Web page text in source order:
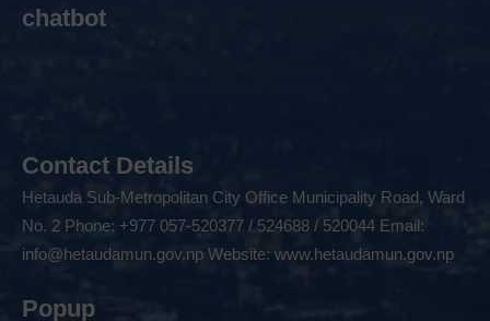
chatbot
Contact Details
Hetauda Sub-Metropolitan City Office Municipality Road, Ward
No. 2 Phone: +977 057-520377 / 524688 / 520044 Email:
info@hetaudamun.gov.np Website: www.hetaudamun.gov.np
Popup